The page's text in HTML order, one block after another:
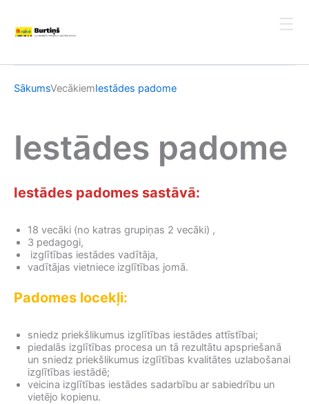
content
SākumsVecākiemIestādes padome
Iestādes padome
Iestādes padomes sastāvā:
18 vecāki (no katras grupiņas 2 vecāki) ,
3 pedagogi,
izglītības iestādes vadītāja,
vadītājas vietniece izglītības jomā.
Padomes locekļi:
sniedz priekšlikumus izglītības iestādes attīstībai;
piedalās izglītības procesa un tā rezultātu apspriešanā
un sniedz priekšlikumus izglītības kvalitātes uzlabošanai
izglītības iestādē;
veicina izglītības iestādes sadarbību ar sabiedrību un
vietējo kopienu.